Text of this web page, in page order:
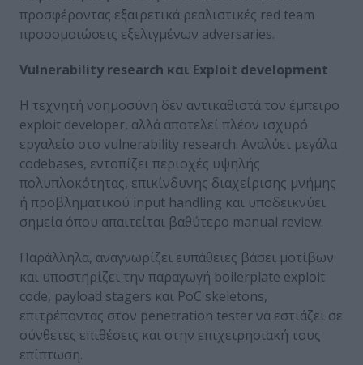
προσφέροντας εξαιρετικά ρεαλιστικές red team
προσομοιώσεις εξελιγμένων adversaries.
Vulnerability research και Exploit development
Η τεχνητή νοημοσύνη δεν αντικαθιστά τον έμπειρο
exploit developer, αλλά αποτελεί πλέον ισχυρό
εργαλείο στο vulnerability research. Αναλύει μεγάλα
codebases, εντοπίζει περιοχές υψηλής
πολυπλοκότητας, επικίνδυνης διαχείρισης μνήμης
ή προβληματικού input handling και υποδεικνύει
σημεία όπου απαιτείται βαθύτερο manual review.
Παράλληλα, αναγνωρίζει ευπάθειες βάσει μοτίβων
και υποστηρίζει την παραγωγή boilerplate exploit
code, payload stagers και PoC skeletons,
επιτρέποντας στον penetration tester να εστιάζει σε
σύνθετες επιθέσεις και στην επιχειρησιακή τους
επίπτωση.